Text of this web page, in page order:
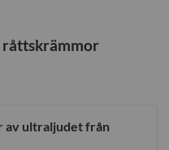
råttskrämmor
av ultraljudet från